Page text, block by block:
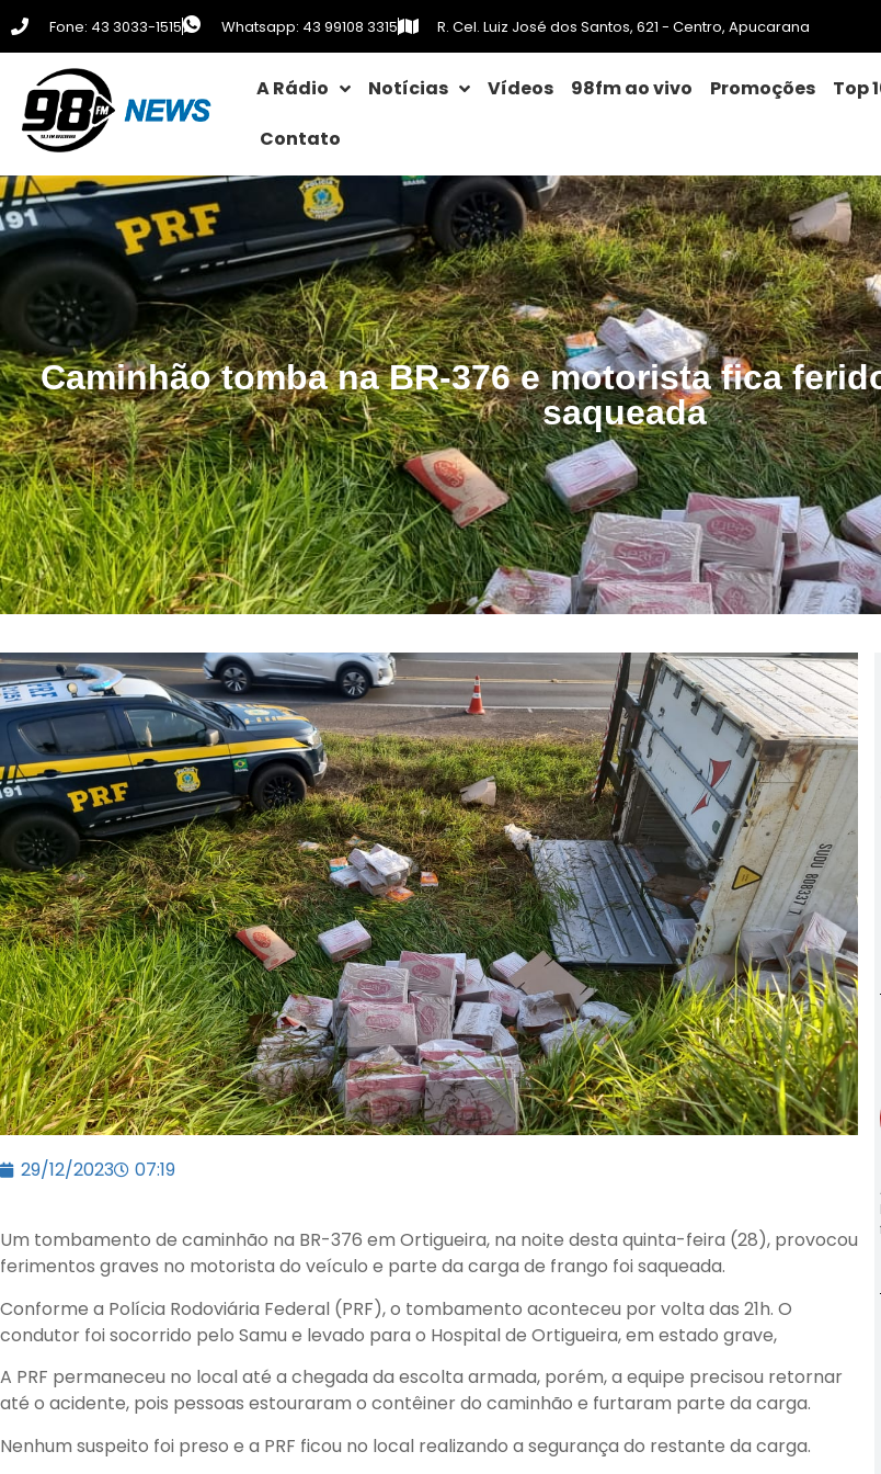
Fone: 43 3033-1515 Whatsapp: 43 99108 3315 R. Cel. Luiz José dos Santos, 621 - Centro, Apucarana
A Rádio Notícias Vídeos 98fm ao vivo Promoções
Top
Contato
Caminhão tomba na BR-376 e motorista fica
saqueada
29/12/2023 07:19
Um tombamento de caminhão na BR-376 em Ortigueira, na noite desta quinta-feira (28), provocou
ferimentos graves no motorista do veículo e parte da carga de frango foi saqueada.
Conforme a Polícia Rodoviária Federal (PRF), o tombamento aconteceu por volta das 21h. O
condutor foi socorrido pelo Samu e levado para o Hospital de Ortigueira, em estado grave,
A PRF permaneceu no local até a chegada da escolta armada, porém, a equipe precisou retornar
até o acidente, pois pessoas estouraram o contêiner do caminhão e furtaram parte da carga.
Nenhum suspeito foi preso e a PRF ficou no local realizando a segurança do restante da carga.